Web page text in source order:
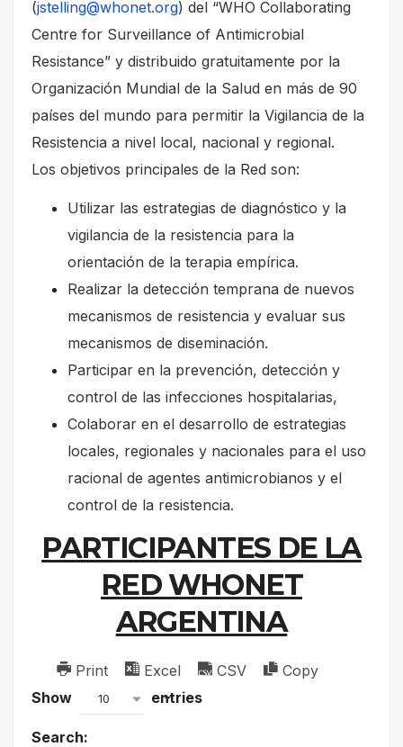
(jstelling@whonet.org) del “WHO Collaborating
Centre for Surveillance of Antimicrobial
Resistance” y distribuido gratuitamente por la
Organización Mundial de la Salud en más de 90
países del mundo para permitir la Vigilancia de la
Resistencia a nivel local, nacional y regional.
Los objetivos principales de la Red son:
Utilizar las estrategias de diagnóstico y la
vigilancia de la resistencia para la
orientación de la terapia empírica.
Realizar la detección temprana de nuevos
mecanismos de resistencia y evaluar sus
mecanismos de diseminación.
Participar en la prevención, detección y
control de las infecciones hospitalarias,
Colaborar en el desarrollo de estrategias
locales, regionales y nacionales para el uso
racional de agentes antimicrobianos y el
control de la resistencia.
PARTICIPANTES DE LA
RED WHONET
ARGENTINA
Print Excel CSV
Copy
Show
10 entries
Search: